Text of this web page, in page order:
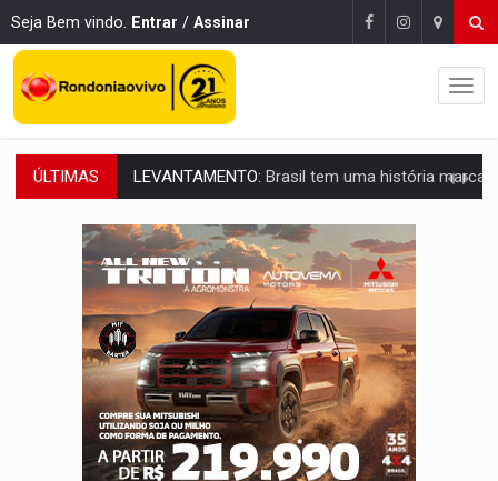
Seja Bem vindo. Entrar / Assinar
ÚLTIMAS LAMENTÁVEL:Mulher é encontrada morta dentro de residência
'XANDY DO MOTOCROSS':Pai morre em acidente na BR-364 duas semanas após
PESO DO VOTO:Cinco maiores colégios eleitorais concentram 53,7% dos
COLUNA SEMANAL:Largada foi dada e candidatos ao Governo de RO partem
SOB SUSPEITA:Entrega de 286 máquinas em Rondônia coincide com
ARTIGO:Reter até 50% no distrato imobiliário é legal, mas não pode
DO HOSPITAL AO CAMPO:Veja as mais de 200 ações de Marcos